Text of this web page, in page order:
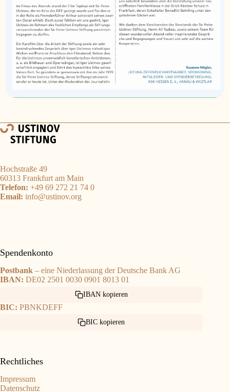
Hochstraße 49
60313 Frankfurt am Main
Telefon: +49 69 272 21 74 0
Email: info@ustinov.org
Spendenkonto
Postbank – eine Niederlassung der Deutsche Bank AG
IBAN: DE02 2501 0030 0901 8013 01
IBAN kopieren
BIC: PBNKDEFF
BIC kopieren
Rechtliches
Impressum
Datenschutz